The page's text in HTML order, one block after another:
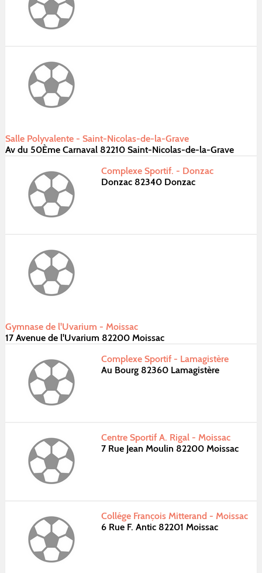
Salle Polyvalente - Saint-Nicolas-de-la-Grave
Av du 50Ème Carnaval 82210 Saint-Nicolas-de-la-Grave
Complexe Sportif. - Donzac
Donzac 82340 Donzac
Gymnase de l'Uvarium - Moissac
17 Avenue de l'Uvarium 82200 Moissac
Complexe Sportif - Lamagistère
Au Bourg 82360 Lamagistère
Centre Sportif A. Rigal - Moissac
7 Rue Jean Moulin 82200 Moissac
Collége François Mitterand - Moissac
6 Rue F. Antic 82201 Moissac